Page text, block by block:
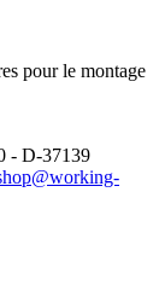
pour le montage
- D-37139